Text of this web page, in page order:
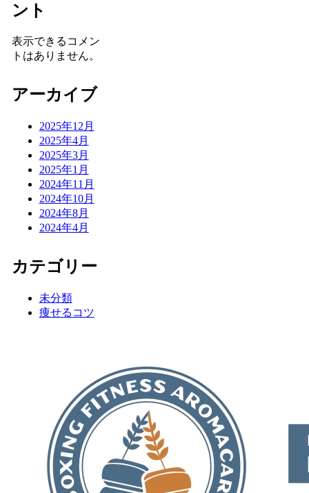
ント
表示できるコメン
トはありません。
アーカイブ
2025年12月
2025年4月
2025年3月
2025年1月
2024年11月
2024年10月
2024年8月
2024年4月
カテゴリー
未分類
痩せるコツ